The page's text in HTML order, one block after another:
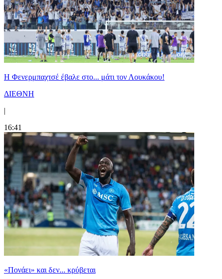
Η Φενερμπαχτσέ έβαλε στο... μάτι τον Λουκάκου!
ΔΙΕΘΝΗ
|
16:41
«Πονάει» και δεν... κρύβεται